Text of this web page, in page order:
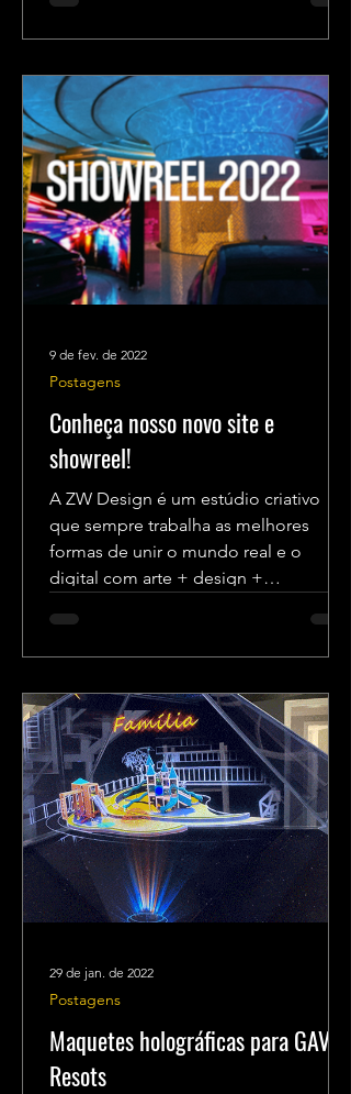
Conheça nosso novo site e
showreel!
A ZW Design é um estúdio criativo
que sempre trabalha as melhores
formas de unir o mundo real e o
digital com arte + design +
Postagens
9 de fev. de 2022
Maquetes holográficas para GAV
Resots
Postagens
29 de jan. de 2022